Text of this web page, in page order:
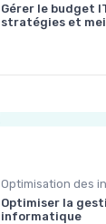
Gérer le budget
stratégies et
Optimiser la
informatique